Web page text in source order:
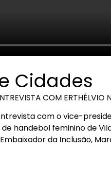
Cidades
COM
com o vice-
handebol feminino de
da Inclusão,